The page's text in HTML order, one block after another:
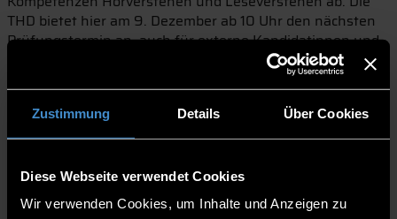
Zustimmung Details Über Cookies
Diese Webseite verwendet Cookies
Wir verwenden Cookies, um Inhalte und Anzeigen zu
THD bietet hier am 9. Dezember ab 10 Uhr den nächsten
Prüfungstermin an, auch für externe Kandidatinnen und
Als Welt- und Handelssprache ist Englisch nicht mehr aus
dem Arbeitsleben wegzudenken. In vielen Berufen ist es
bereits zur Einstellungsvoraussetzung geworden. Auch
das Angebot an englischsprachigen Studiengängen im In-
und Ausland wächst im Zuge der Globalisierung immer
weiter. Wer sich also demnächst bei einem internationalen
Arbeitgeber oder für ein englischsprachiges Studium